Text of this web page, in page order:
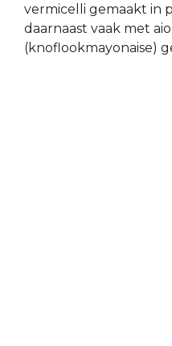
vermicelli gemaakt in
daarnaast vaak met
(knoflookmayonaise)